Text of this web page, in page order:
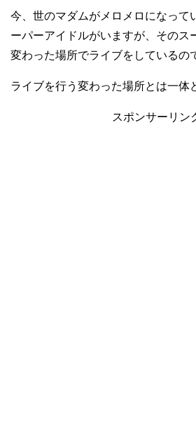
今、世のマダムがメロメロになって
ーパーアイドルがいますが、そのス
変わった場所でライブをしているの
ライブを行う変わった場所とは一
スポンサーリン